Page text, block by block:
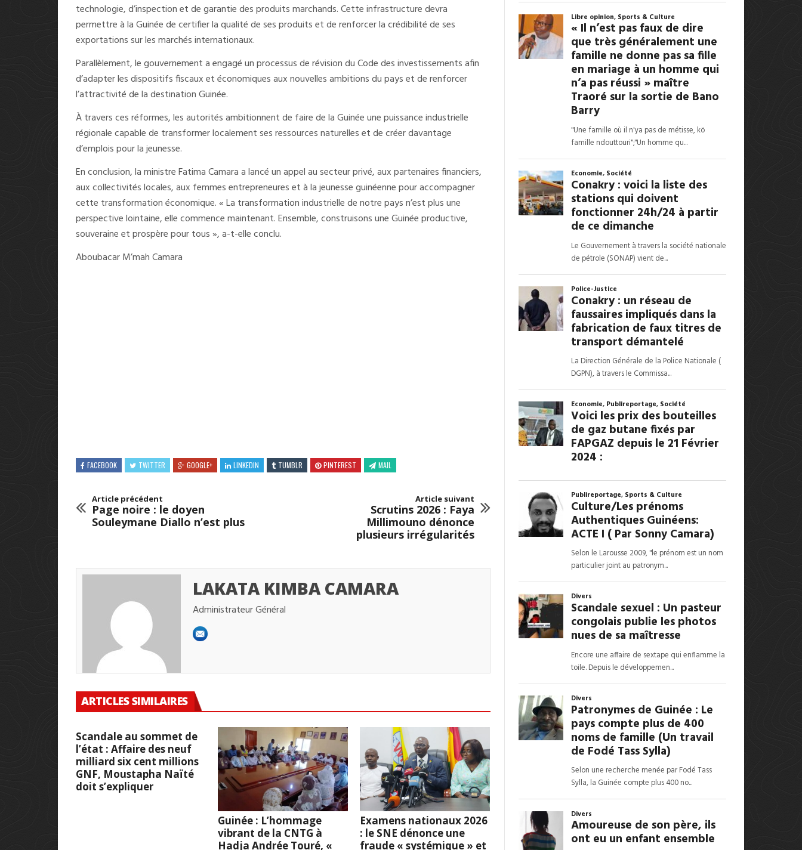
technologie, d’inspection et de garantie des produits marchands. Cette infrastructure devra
permettre à la Guinée de certifier la qualité de ses produits et de renforcer la crédibilité de ses
exportations sur les marchés internationaux.
Parallèlement, le gouvernement a engagé un processus de révision du Code des investissements afin
d’adapter les dispositifs fiscaux et économiques aux nouvelles ambitions du pays et de renforcer
l’attractivité de la destination Guinée.
À travers ces réformes, les autorités ambitionnent de faire de la Guinée une puissance industrielle
régionale capable de transformer localement ses ressources naturelles et de créer davantage
d’emplois pour la jeunesse.
En conclusion, la ministre Fatima Camara a lancé un appel au secteur privé, aux partenaires financiers,
aux collectivités locales, aux femmes entrepreneures et à la jeunesse guinéenne pour accompagner
cette transformation économique. « La transformation industrielle de notre pays n’est plus une
perspective lointaine, elle commence maintenant. Ensemble, construisons une Guinée productive,
souveraine et prospère pour tous », a-t-elle conclu.
Aboubacar M’mah Camara
FACEBOOK TWITTER GOOGLE+ LINKEDIN TUMBLR PINTEREST MAIL
Article précédent
Page noire : le doyen
Souleymane Diallo n’est plus
Article suivant
Scrutins 2026 : Faya
Millimouno dénonce
plusieurs irrégularités
LAKATA KIMBA CAMARA
Administrateur Général
ARTICLES SIMILAIRES
Scandale au sommet de
l’état : Affaire des neuf
milliard six cent millions
GNF, Moustapha Naïté
doit s’expliquer
Guinée : L’hommage
vibrant de la CNTG à
Hadja Andrée Touré, «
Examens nationaux 2026
: le SNE dénonce une
fraude « systémique » et